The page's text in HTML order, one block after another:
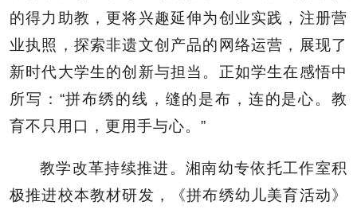
的得力助教，更将兴趣延伸为创业实践，注册营
业执照，探索非遗文创产品的网络运营，展现了
新时代大学生的创新与担当。正如学生在感悟中
所写：“拼布绣的线，缝的是布，连的是心。教
育不只用口，更用手与心。”
教学改革持续推进。湘南幼专依托工作室积
极推进校本教材研发，《拼布绣幼儿美育活动》